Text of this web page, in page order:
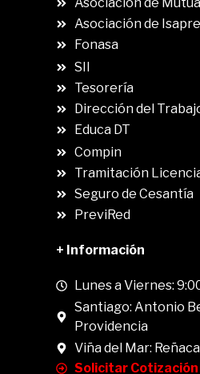
Asociación de
Fonasa
SII
Tesorería
Dirección del
Educa DT
Compin
Tramitación
Seguro de Cesantía
PreviRed
+ Información
Lunes a Viernes:
Santiago: Antonio
Providencia
Viña del Mar:
Solicitar Cotización